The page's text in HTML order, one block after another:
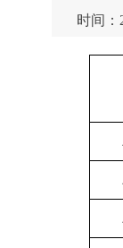
时间：